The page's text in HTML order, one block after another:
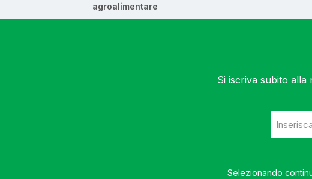
agroalimentare
Si iscriva subito
e-
mail
Selezionando